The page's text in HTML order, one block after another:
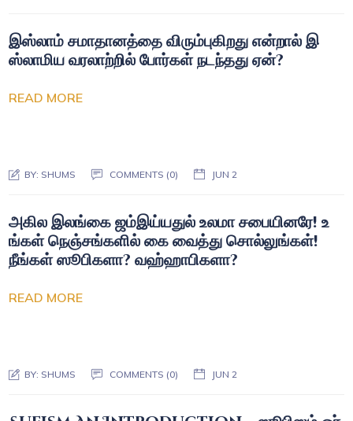
இஸ்லாம் சமாதானத்தை விரும்புகிறது என்றால் இ
ஸ்லாமிய வரலாற்றில் போர்கள் நடந்தது ஏன்?
READ MORE
BY: SHUMS COMMENTS (0) JUN 2
அகில இலங்கை ஜம்இய்யதுல் உலமா சபையினரே! உ
ங்கள் நெஞ்சங்களில் கை வைத்து சொல்லுங்கள்!
நீங்கள் ஸூபிகளா? வஹ்ஹாபிகளா?
READ MORE
BY: SHUMS COMMENTS (0) JUN 2